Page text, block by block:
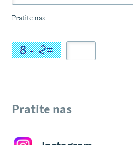
Pratite nas
Pratite nas